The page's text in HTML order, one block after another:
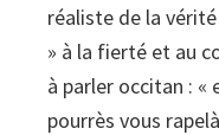
réaliste de la
» à la fierté et au
à parler occitan : «
pourrès vous